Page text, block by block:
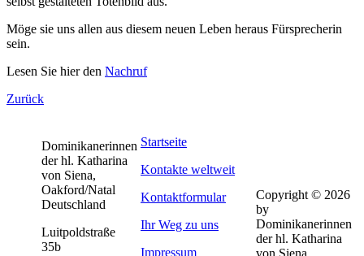
Möge sie uns allen aus diesem neuen Leben heraus Fürsprecherin
sein.
Lesen Sie hier den Nachruf
Zurück
Dominikanerinnen
der hl. Katharina
von Siena,
Oakford/Natal
Deutschland
Luitpoldstraße
35b
Startseite
Kontakte weltweit
Kontaktformular
Ihr Weg zu uns
Impressum
Copyright © 2026
by
Dominikanerinnen
der hl. Katharina
von Siena,